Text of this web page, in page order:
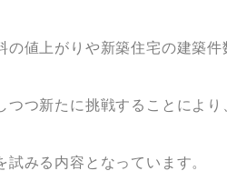
の値上がりや新築住宅の建築
つつ新たに挑戦することにより
試みる内容となっています。